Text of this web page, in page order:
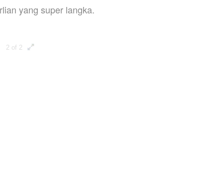
yang super langka.
2 of 2